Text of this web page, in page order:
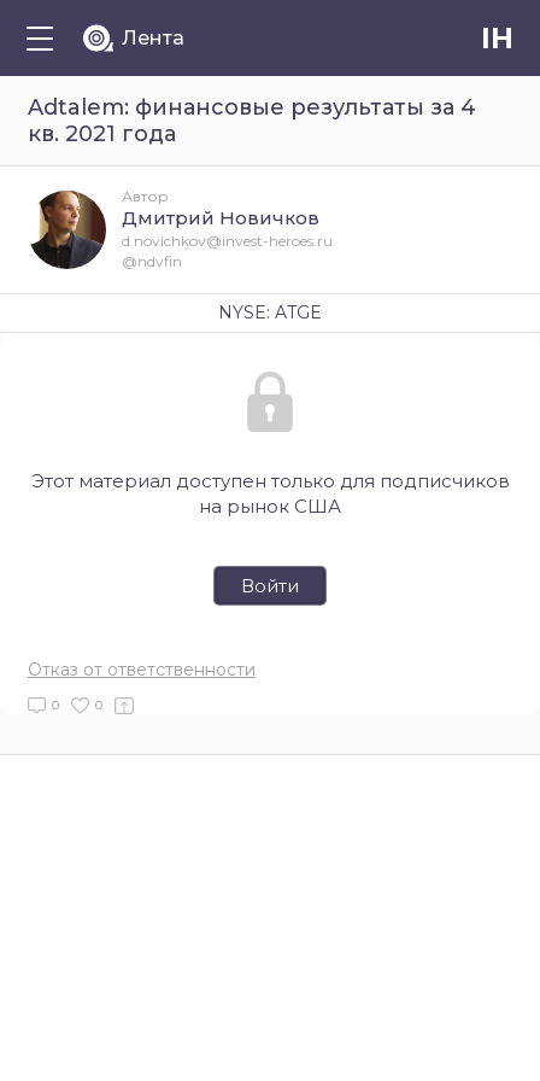
Лента IH
Adtalem: финансовые результаты за 4
кв. 2021 года
Этот материал доступен только для подписчиков
на рынок США
Войти
Отказ от ответственности
0 0
Автор
Дмитрий Новичков
d.novichkov@invest-heroes.ru
@ndvfin
NYSE: ATGE